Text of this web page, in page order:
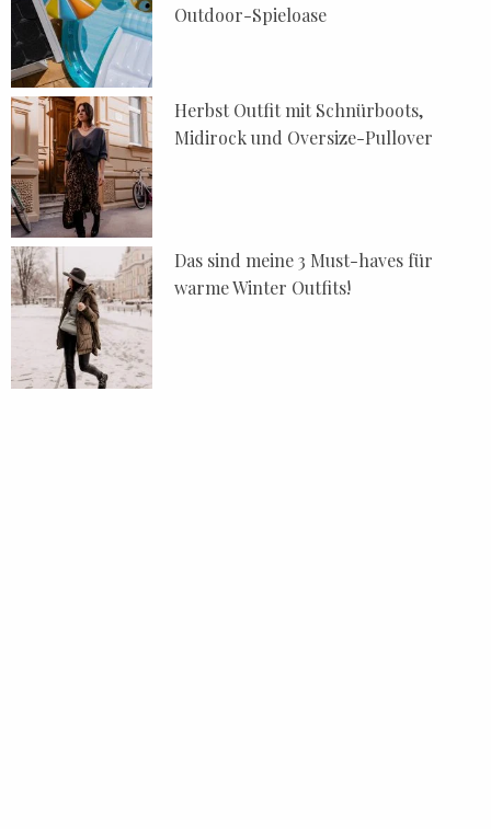
Outdoor-Spieloase
Herbst Outfit mit Schnürboots,
Midirock und Oversize-Pullover
Das sind meine 3 Must-haves für
warme Winter Outfits!